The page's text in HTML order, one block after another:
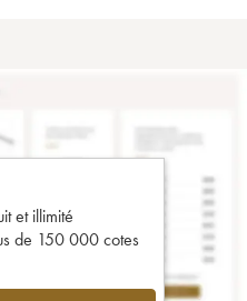
et illimité
de 150 000 cotes